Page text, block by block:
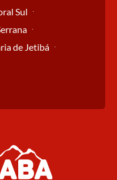
Sul
de Jetibá